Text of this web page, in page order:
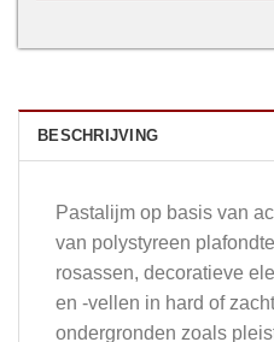
BESCHRIJVING
Pastalijm op basis van
van polystyreen
rosassen, decoratieve
en -vellen in hard of
ondergronden zoals